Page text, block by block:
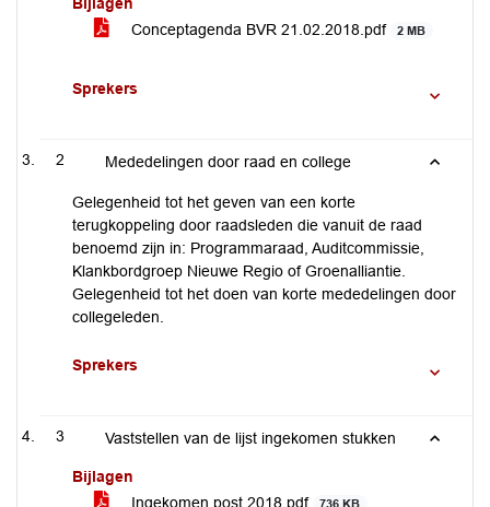
Conceptagenda BVR 21.02.2018.pdf
2 MB
Sprekers
2 Mededelingen door raad en college
Gelegenheid tot het geven van een korte
terugkoppeling door raadsleden die vanuit de raad
benoemd zijn in: Programmaraad, Auditcommissie,
Klankbordgroep Nieuwe Regio of Groenalliantie.
Gelegenheid tot het doen van korte mededelingen door
collegeleden.
Sprekers
3 Vaststellen van de lijst ingekomen stukken
Bijlagen
Ingekomen post 2018.pdf
736 KB